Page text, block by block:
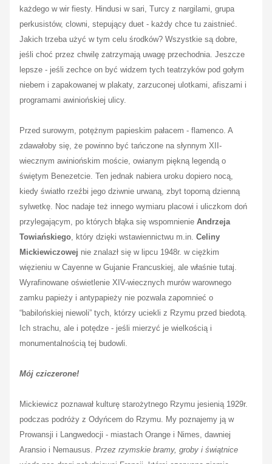
każdego w wir fiesty. Hindusi w sari, Turcy z nargilami, grupa
perkusistów, clowni, stepujący duet - każdy chce tu zaistnieć.
Jakich trzeba użyć w tym celu środków? Wszystkie są dobre,
jeśli choć przez chwilę zatrzymają uwagę przechodnia. Jeszcze
lepsze - jeśli zechce on być widzem tych teatrzyków pod gołym
niebem i zapakowanej w plakaty, zarzuconej ulotkami, afiszami i
programami awiniońskiej ulicy.
Przed surowym, potężnym papieskim pałacem - flamenco. A
zdawałoby się, że powinno być tańczone na słynnym XII-
wiecznym awiniońskim moście, owianym piękną legendą o
świętym Benezetcie. Ten jednak nabiera uroku dopiero nocą,
kiedy światło rzeźbi jego dziwnie urwaną, zbyt toporną dzienną
sylwetkę. Noc nadaje też innego wymiaru placowi i uliczkom doń
przylegającym, po których błąka się wspomnienie Andrzeja
Towiańskiego, który dzięki wstawiennictwu m.in. Celiny
Mickiewiczowej nie znalazł się w lipcu 1948r. w ciężkim
więzieniu w Cayenne w Gujanie Francuskiej, ale właśnie tutaj.
Wyrafinowane oświetlenie XIV-wiecznych murów warownego
zamku papieży i antypapieży nie pozwala zapomnieć o
“babilońskiej niewoli” tych, którzy uciekli z Rzymu przed biedotą.
Ich strachu, ale i potędze - jeśli mierzyć je wielkością i
monumentalnością tej budowli.
Mój cziczerone!
Mickiewicz poznawał kulturę starożytnego Rzymu jesienią 1929r.
podczas podróży z Odyńcem do Rzymu. My poznajemy ją w
Prowansji i Langwedocji - miastach Orange i Nimes, dawniej
Aransio i Nemausus. Przez rzymskie bramy, groby i świątnice